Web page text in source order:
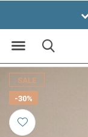
SALE
-30%